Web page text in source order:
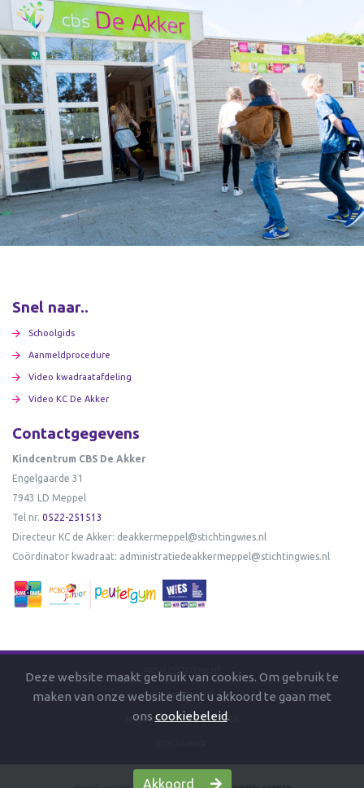
Snel naar..
Schoolgids
Aanmeldprocedure
Video kwadraatafdeling
Video KC De Akker
Contactgegevens
Kindcentrum CBS De Akker
Engelgaarde 31
7943 LD Meppel
Tel nr. 0522-251513
Directeur KC de Akker: deakkermeppel@stichtingwies.nl
Coördinator kwadraat: administratiedeakkermeppel@stichtingwies.nl
PRIVACYSTATEMENT
COOKIEBELEID
ALGEMENE VOORWAARDEN
Deze website maakt gebruik van cookies. Om gebruik te
maken van onze website dient u akkoord te gaan met
ons cookiebeleid.
Akkoord